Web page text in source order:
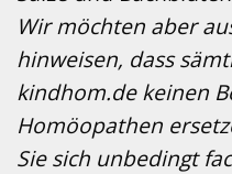
Wir möchten aber
hinweisen, dass
kindhom.de keinen
Homöopathen
Sie sich unbedingt